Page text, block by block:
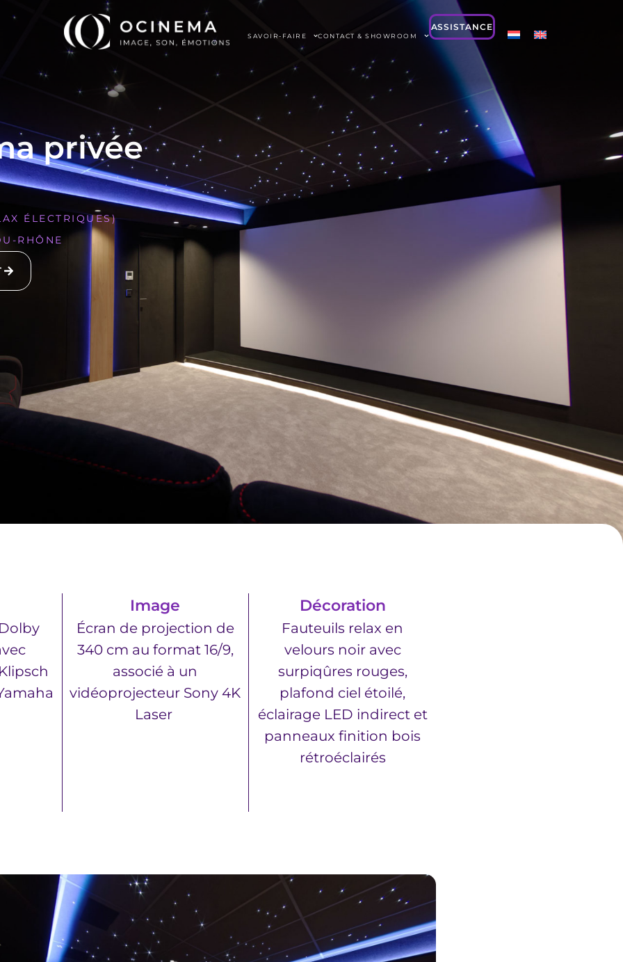
SAVOIR-FAIRE CONTACT & SHOWROOM
ASSISTANCE
privée
ÉLECTRIQUES)
RHÔNE
Image
Écran de projection de
340 cm au format 16/9,
associé à un
vidéoprojecteur Sony 4K
Laser
Décoration
Fauteuils relax en
velours noir avec
surpiqûres rouges,
plafond ciel étoilé,
éclairage LED indirect et
panneaux finition bois
rétroéclairés